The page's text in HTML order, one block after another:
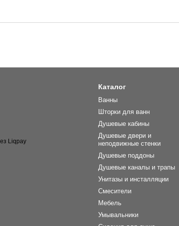
Каталог
Ванны
Шторки для ванн
Душевые кабины
Душевые двери и
неподвижные стенки
Душевые поддоны
Душевые каналы и трапы
Унитазы и инсталляции
Смесители
Мебель
Умывальники